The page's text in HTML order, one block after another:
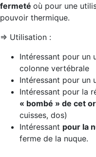
fermeté où pour une
pouvoir thermique.
=> Utilisation :
Intéressant pour un
colonne vertébrale
Intéressant pour un
Intéressant pour la
« bombé » de cet
cuisses, dos)
Intéressant pour la
ferme de la nuque.